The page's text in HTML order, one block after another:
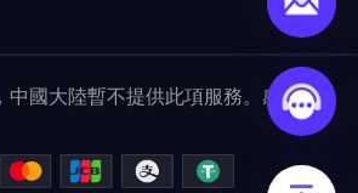
中國大陸暫不提供此項服務。感謝您